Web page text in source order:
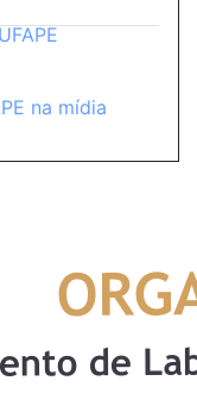
na mídia